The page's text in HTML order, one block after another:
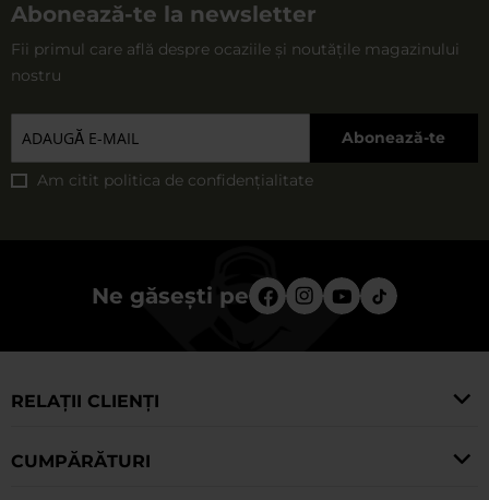
Abonează-te la newsletter
Fii primul care află despre ocaziile și noutățile magazinului
nostru
Abonează-te
Am citit politica de confidențialitate
Ne găsești pe
RELAȚII CLIENȚI
CUMPĂRĂTURI